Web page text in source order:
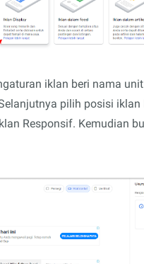
iklan beri nama
pilih posisi iklan
Responsif. Kemudian